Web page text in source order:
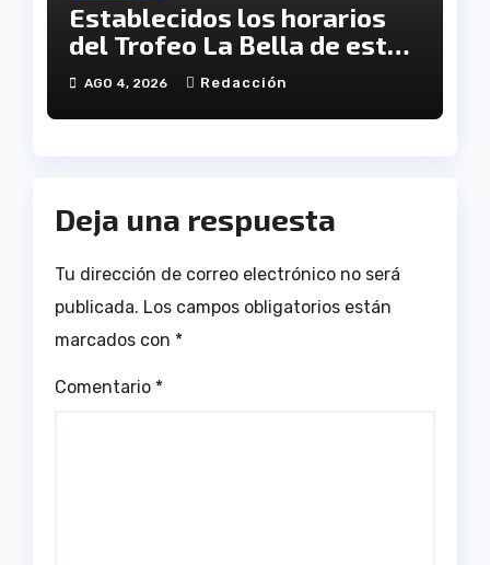
Establecidos los horarios
del Trofeo La Bella de este
viernes
AGO 4, 2026 Redacción
Deja una respuesta
Tu dirección de correo electrónico no será
publicada. Los campos obligatorios están
marcados con *
Comentario *